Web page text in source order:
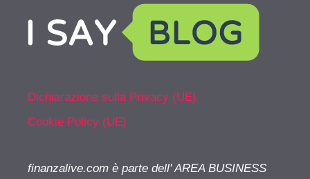
Dichiarazione sulla Privacy (UE)
Cookie Policy (UE)
finanzalive.com è parte dell' AREA BUSINESS